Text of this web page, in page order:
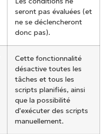
seront pas évaluées (et
ne se déclencheront
donc pas).
Cette fonctionnalité
désactive toutes les
tâches et tous les
scripts planifiés, ainsi
que la possibilité
d'exécuter des scripts
manuellement.